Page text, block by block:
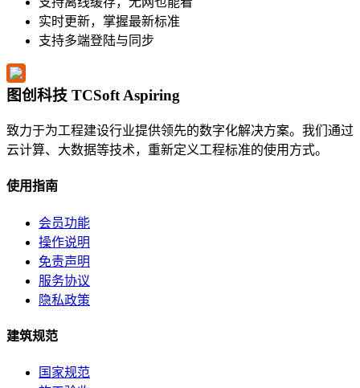
实时更新，掌握最新标准
支持多端登陆与同步
图创科技 TCSoft Aspiring
致力于为工程建设行业提供领先的数字化解决方案。我们通过
云计算、大数据等技术，重新定义工程标准的使用方式。
使用指南
会员功能
操作说明
免责声明
服务协议
隐私政策
建筑规范
国家规范